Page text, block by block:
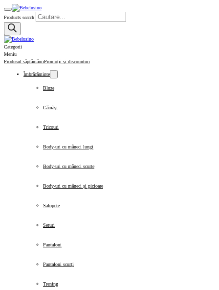
Products search
Categorii
Meniu
Produsul săptămăniiPromoții și discounturi
Îmbrăcăminte
Bluze
Cămăși
Tricouri
Body-uri cu mâneci lungi
Body-uri cu mâneci scurte
Body-uri cu mâneci și picioare
Salopete
Seturi
Pantaloni
Pantaloni scurți
Trening